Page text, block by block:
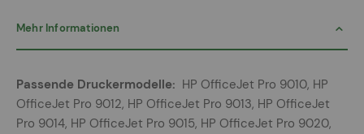
Mehr Informationen
Mehr
Informationen
HP OfficeJet Pro 9010, HP
OfficeJet Pro 9012, HP OfficeJet Pro 9013, HP OfficeJet
Pro 9014, HP OfficeJet Pro 9015, HP OfficeJet Pro 9020,